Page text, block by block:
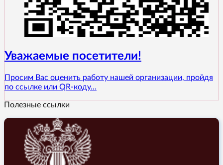
Уважаемые посетители!
Просим Вас оценить работу нашей организации, пройдя
по ссылке или QR-коду...
Полезные ссылки